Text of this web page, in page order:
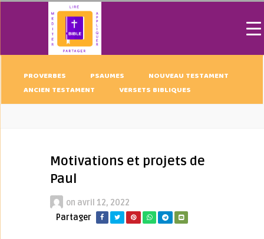
PROVERBES PSAUMES
NOUVEAU TESTAMENT
ANCIEN TESTAMENT
VERSETS BIBLIQUES
Motivations et projets de
Paul
on avril 12, 2022
Partager